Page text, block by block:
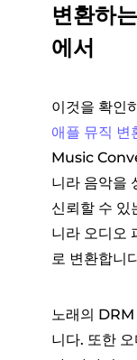
변환하
에서
이것을 확인
애플 뮤직 변
Music
니라 음악을
신뢰할 수 있
니라 오디오
로 변환합니
노래의
니다. 또한